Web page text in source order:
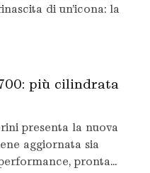
di un’icona: la
più cilindrata
presenta la nuova
aggiornata sia
pronta...